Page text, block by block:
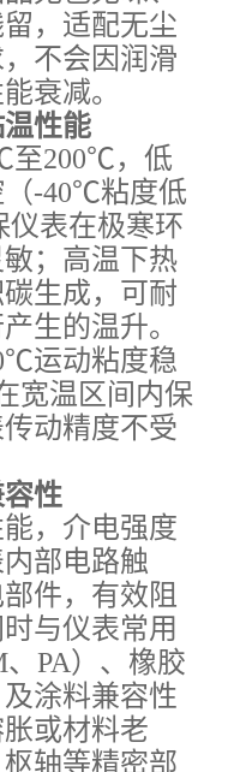
，适配无尘
不会因润滑
衰减。
性能
至200℃，低
（-40℃粘度低
仪表在极寒环
；高温下热
生成，可耐
生的温升。
运动粘度稳
宽温区间内保
动精度不受
性
，介电强度
部电路触
件，有效阻
与仪表常用
PA）、橡胶
及涂料兼容性
或材料老
轴等精密部